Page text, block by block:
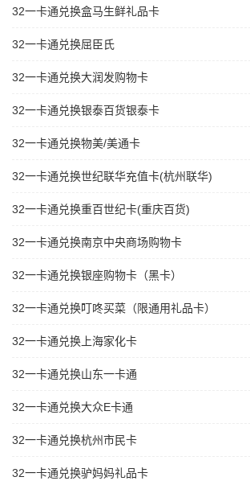
32一卡通兑换盒马生鲜礼品卡
32一卡通兑换屈臣氏
32一卡通兑换大润发购物卡
32一卡通兑换银泰百货银泰卡
32一卡通兑换物美/美通卡
32一卡通兑换世纪联华充值卡(杭州联华)
32一卡通兑换重百世纪卡(重庆百货)
32一卡通兑换南京中央商场购物卡
32一卡通兑换银座购物卡（黑卡）
32一卡通兑换叮咚买菜（限通用礼品卡）
32一卡通兑换上海家化卡
32一卡通兑换山东一卡通
32一卡通兑换大众E卡通
32一卡通兑换杭州市民卡
32一卡通兑换驴妈妈礼品卡